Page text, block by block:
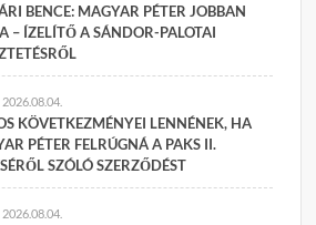
BENCE: MAGYAR PÉTER JOBBAN
– ÍZELÍTŐ A SÁNDOR-PALOTAI
2026.08.04.
KÖVETKEZMÉNYEI LENNÉNEK, HA
PÉTER FELRÚGNÁ A PAKS II.
SZÓLÓ SZERZŐDÉST
2026.08.04.